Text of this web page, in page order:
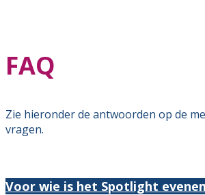
FAQ
Zie hieronder de antwoorden op de
vragen.
Voor wie is het Spotlight